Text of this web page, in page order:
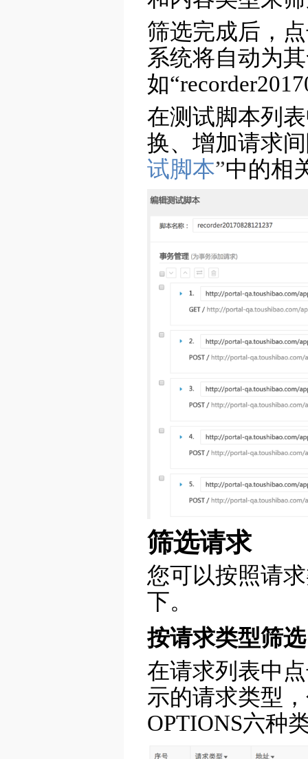
筛选完成后，
系统将自动为
如
在测试脚本列
换、增加请求
试脚本”中的相
筛选请求
您可以按照请
下。
按请求类型筛选
在请求列表中
示的请求类型
OPTIONS六种